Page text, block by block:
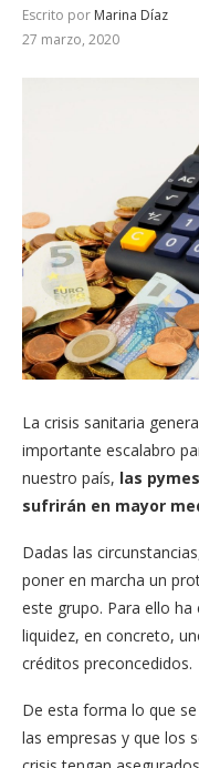
Escrito por Marina Díaz
27 marzo, 2020
La crisis sanitaria
importante escalabro
nuestro país, las
sufrirán en mayor
Dadas las
poner en marcha un
este grupo. Para ello
liquidez, en concreto,
créditos preconcedidos.
De esta forma lo que
las empresas y que los